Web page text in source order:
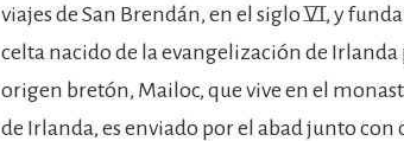
viajes de San Brendán, en el siglo VI, y
celta nacido de la evangelización de
origen bretón, Mailoc, que vive en el
de Irlanda, es enviado por el abad junto